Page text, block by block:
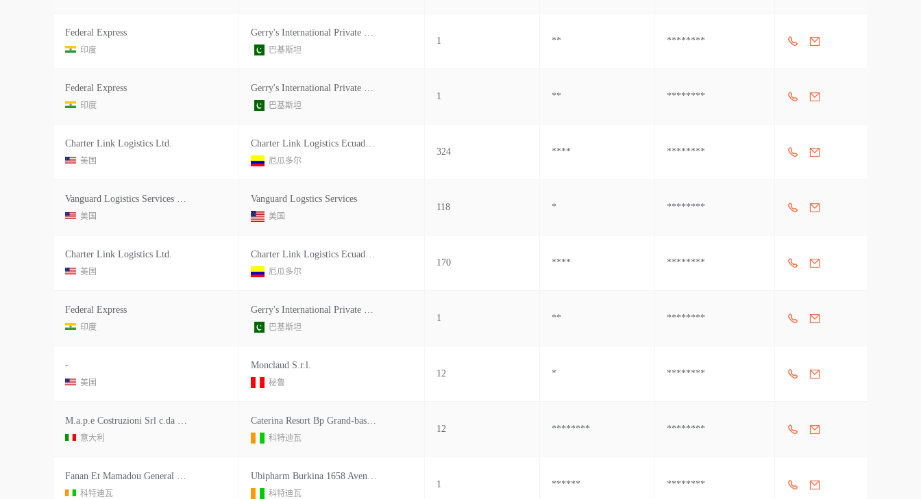
Federal Express
印度
Gerry's International Private Limited
巴基斯坦
1 ** ********
Federal Express
印度
Gerry's International Private Limited
巴基斯坦
1 ** ********
Charter Link Logistics Ltd.
美国
Charter Link Logistics Ecuador S.a.s.
厄瓜多尔
324 **** ********
Vanguard Logistics Services Zhuhai
美国
Vanguard Logstics Services
美国
118 * ********
Charter Link Logistics Ltd.
美国
Charter Link Logistics Ecuador S.a.s.
厄瓜多尔
170 **** ********
Federal Express
印度
Gerry's International Private Limited
巴基斯坦
1 ** ********
-
美国
Monclaud S.r.l.
秘鲁
12 * ********
M.a.p.e Costruzioni Srl c.da Piomba Alta Snc 64028
意大利
Caterina Resort Bp Grand-bassam
科特迪瓦
12 ******** ********
Fanan Et Mamadou General Services 17 Bp 1080 Abidj
科特迪瓦
Ubipharm Burkina 1658 Avenue Boulmiougou quartier
科特迪瓦
1 ****** ********